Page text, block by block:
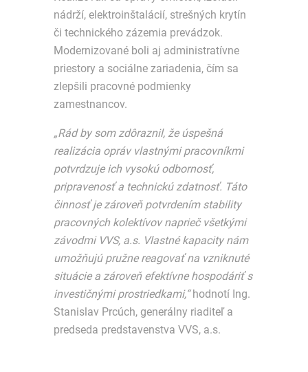
nádrží, elektroinštalácií, strešných krytín
či technického zázemia prevádzok.
Modernizované boli aj administratívne
priestory a sociálne zariadenia, čím sa
zlepšili pracovné podmienky
zamestnancov.
„Rád by som zdôraznil, že úspešná
realizácia opráv vlastnými pracovníkmi
potvrdzuje ich vysokú odbornosť,
pripravenosť a technickú zdatnosť. Táto
činnosť je zároveň potvrdením stability
pracovných kolektívov naprieč všetkými
závodmi VVS, a.s. Vlastné kapacity nám
umožňujú pružne reagovať na vzniknuté
situácie a zároveň efektívne hospodáriť s
investičnými prostriedkami,“hodnotí Ing.
Stanislav Prcúch, generálny riaditeľ a
predseda predstavenstva VVS, a.s.